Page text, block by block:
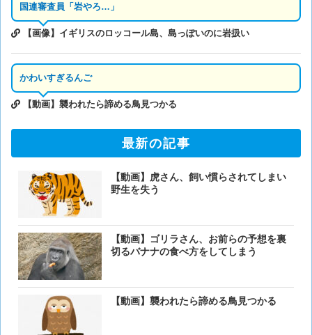
国連審査員「岩やろ…」
【画像】イギリスのロッコール島、島っぽいのに岩扱い
かわいすぎるんご
【動画】襲われたら諦める鳥見つかる
最新の記事
【動画】虎さん、飼い慣らされてしまい
野生を失う
【動画】ゴリラさん、お前らの予想を裏
切るバナナの食べ方をしてしまう
【動画】襲われたら諦める鳥見つかる